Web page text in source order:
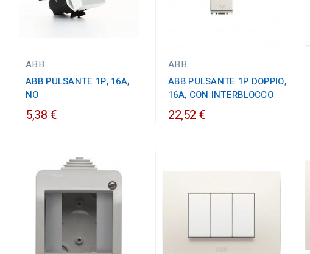
ABB
ABB PULSANTE 1P, 16A,
NO
5,38 €
ABB
ABB PULSANTE 1P DOPPIO,
16A, CON INTERBLOCCO
22,52 €